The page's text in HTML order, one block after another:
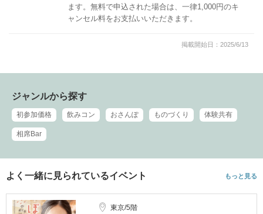
ます。無料で申込された場合は、一律1,000円のキ
ャンセル料をお支払いいただきます。
掲載開始日：2025/6/13
ジャンルから探す
初参加価格 飲みコン おさんぽ ものづくり 体験共有
相席Bar
よく一緒に見られているイベント もっと見る
東京/5階